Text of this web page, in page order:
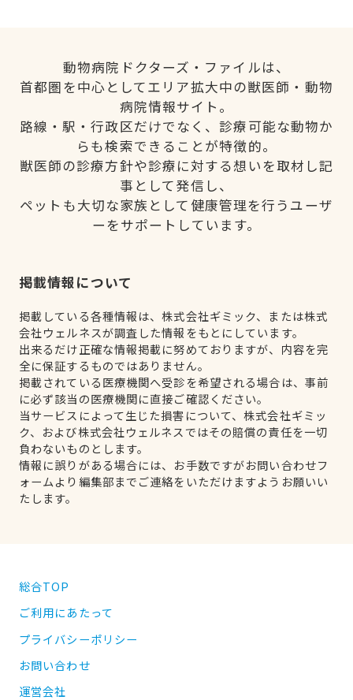
動物病院ドクターズ・ファイルは、
首都圏を中心としてエリア拡大中の獣医師・動物
病院情報サイト。
路線・駅・行政区だけでなく、診療可能な動物か
らも検索できることが特徴的。
獣医師の診療方針や診療に対する想いを取材し記
事として発信し、
ペットも大切な家族として健康管理を行うユーザ
ーをサポートしています。
掲載情報について
掲載している各種情報は、株式会社ギミック、または株式
会社ウェルネスが調査した情報をもとにしています。
出来るだけ正確な情報掲載に努めておりますが、内容を完
全に保証するものではありません。
掲載されている医療機関へ受診を希望される場合は、事前
に必ず該当の医療機関に直接ご確認ください。
当サービスによって生じた損害について、株式会社ギミッ
ク、および株式会社ウェルネスではその賠償の責任を一切
負わないものとします。
情報に誤りがある場合には、お手数ですがお問い合わせフ
ォームより編集部までご連絡をいただけますようお願いい
たします。
総合TOP
ご利用にあたって
プライバシーポリシー
お問い合わせ
運営会社